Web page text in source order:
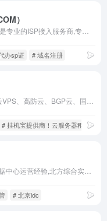
）
办sp证 # 域名注册
# 挂机宝提供商！云服务器租用
# 北京idc